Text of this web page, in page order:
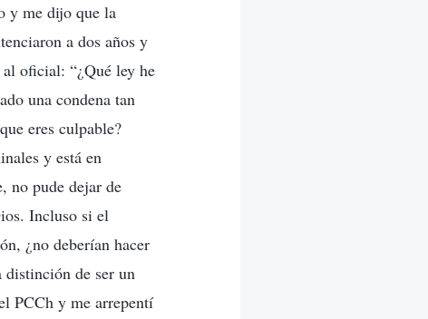
y me dijo que la
a dos años y
oficial: “¿Qué ley he
una condena tan
eres culpable?
y está en
no pude dejar de
Incluso si el
¿no deberían hacer
distinción de ser un
PCCh y me arrepentí